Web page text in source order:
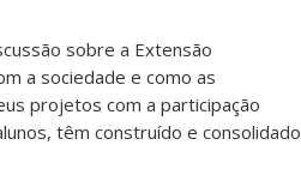
sobre a Extensão
a sociedade e como as
projetos com a participação
têm construído e consolidado